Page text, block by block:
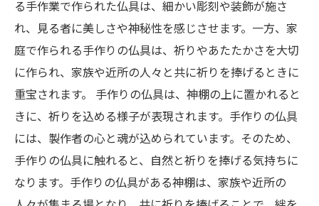
る手作業で作られた仏具は、細かい彫刻や装飾が施さ
れ、見る者に美しさや神秘性を感じさせます。一方、家
庭で作られる手作りの仏具は、祈りやあたたかさを大切
に作られ、家族や近所の人々と共に祈りを捧げるときに
重宝されます。 手作りの仏具は、神棚の上に置かれると
きに、祈りを込める様子が表現されます。手作りの仏具
には、製作者の心と魂が込められています。そのため、
手作りの仏具に触れると、自然と祈りを捧げる気持ちに
なります。手作りの仏具がある神棚は、家族や近所の